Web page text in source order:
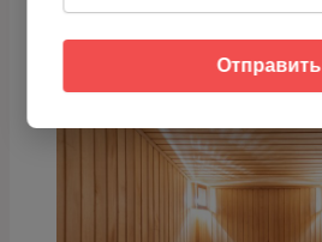
сауну?
Отправить